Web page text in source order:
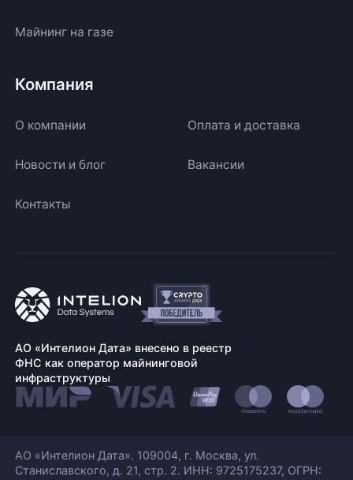
Майнинг на газе
Компания
О компании Оплата и доставка
Новости и блог Вакансии
Контакты
АО «Интелион Дата» внесено в реестр
ФНС как оператор майнинговой
инфраструктуры
АО «Интелион Дата». 109004, г. Москва, ул.
Станиславского, д. 21, стр. 2. ИНН: 9725175237, ОГРН: